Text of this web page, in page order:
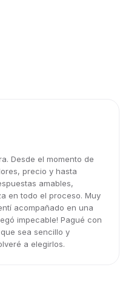
Desde el momento de
precio y hasta
amables,
en todo el proceso. Muy
acompañado en una
impecable! Pagué con
sea sencillo y
a elegirlos.